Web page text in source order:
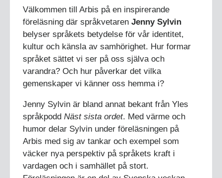
Välkommen till Arbis på en inspirerande
föreläsning där språkvetaren Jenny Sylvin
belyser språkets betydelse för vår identitet,
kultur och känsla av samhörighet. Hur formar
språket sättet vi ser på oss själva och
varandra? Och hur påverkar det vilka
gemenskaper vi känner oss hemma i?
Jenny Sylvin är bland annat bekant från Yles
språkpodd Näst sista ordet. Med värme och
humor delar Sylvin under föreläsningen på
Arbis med sig av tankar och exempel som
väcker nya perspektiv på språkets kraft i
vardagen och i samhället på stort.